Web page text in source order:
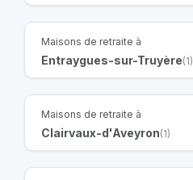
Maisons de retraite à
Entraygues-sur-Truyère(1)
Maisons de retraite à
Clairvaux-d'Aveyron(1)